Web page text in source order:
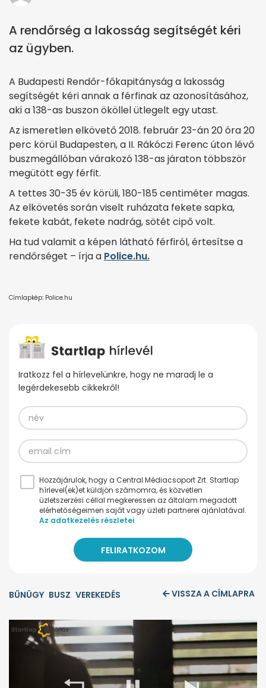
A rendőrség a lakosság segítségét kéri
az ügyben.
A Budapesti Rendőr-főkapitányság a lakosság
segítségét kéri annak a férfinak az azonosításához,
aki a 138-as buszon ököllel ütlegelt egy utast.
Az ismeretlen elkövető 2018. február 23-án 20 óra 20
perc körül Budapesten, a II. Rákóczi Ferenc úton lévő
buszmegállóban várakozó 138-as járaton többször
megütött egy férfit.
A tettes 30-35 év körüli, 180-185 centiméter magas.
Az elkövetés során viselt ruházata fekete sapka,
fekete kabát, fekete nadrág, sötét cipő volt.
Ha tud valamit a képen látható férfiról, értesítse a
rendőrséget – írja a Police.hu.
Címlapkép: Police.hu
Iratkozz fel a hírlevelünkre, hogy ne maradj le a
legérdekesebb cikkekről!
Hozzájárulok, hogy a Central Médiacsoport Zrt. Startlap
hírlevel(ek)et küldjön számomra, és közvetlen
üzletszerzési céllal megkeressen az általam megadott
elérhetőségeimen saját vagy üzleti partnerei ajánlatával.
Az adatkezelés részletei
BŰNÜGY BUSZ VEREKEDÉS VISSZA A CÍMLAPRA